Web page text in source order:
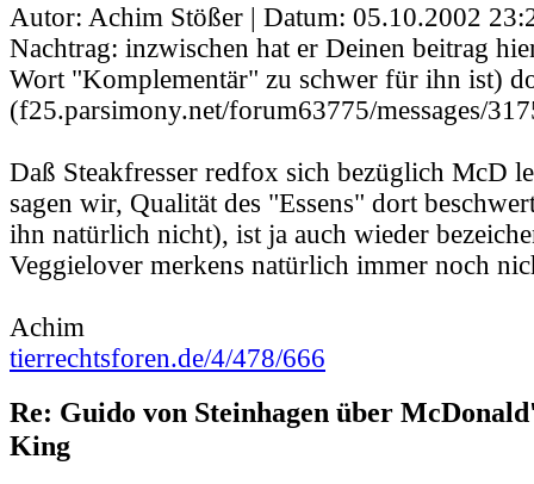
Autor: Achim Stößer | Datum: 05.10.2002
Nachtrag: inzwischen hat er Deinen beitrag
Wort "Komplementär" zu schwer für ihn ist)
(f25.parsimony.net/forum63775/messages/
Daß Steakfresser redfox sich bezüglich McD
sagen wir, Qualität des "Essens" dort
ihn natürlich nicht), ist ja auch wieder
Veggielover merkens natürlich immer noch
Achim
tierrechtsforen.de/4/478/666
Re: Guido von Steinhagen über
King